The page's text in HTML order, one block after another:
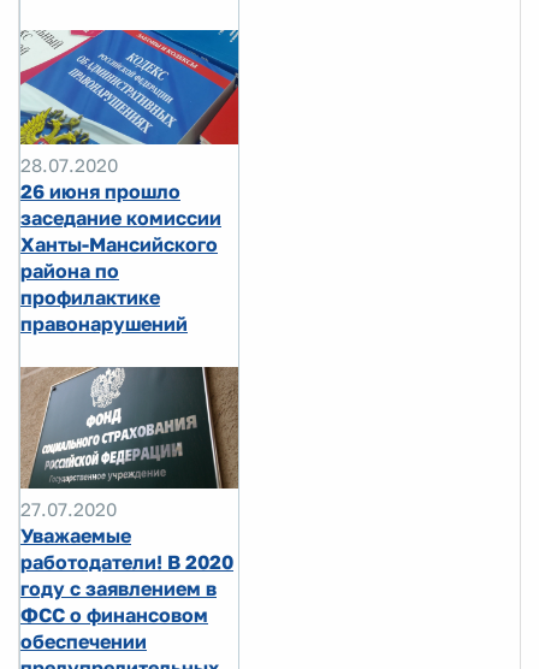
28.07.2020
26 июня прошло
заседание комиссии
Ханты-Мансийского
района по
профилактике
правонарушений
27.07.2020
Уважаемые
работодатели! В 2020
году с заявлением в
ФСС о финансовом
обеспечении